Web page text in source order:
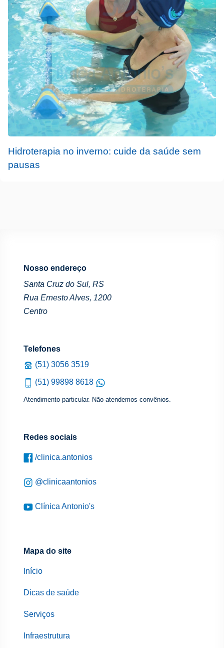
Hidroterapia no inverno: cuide da saúde sem
pausas
Nosso endereço
Santa Cruz do Sul, RS
Rua Ernesto Alves, 1200
Centro
Telefones
(51) 3056 3519
(51) 99898 8618
Atendimento particular. Não atendemos convênios.
Redes sociais
/clinica.antonios
@clinicaantonios
Clínica Antonio's
Mapa do site
Início
Dicas de saúde
Serviços
Infraestrutura